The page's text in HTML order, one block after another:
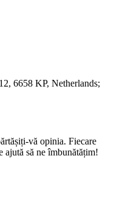
, 6658 KP, Netherlands;
vă opinia. Fiecare
ajută să ne îmbunătățim!